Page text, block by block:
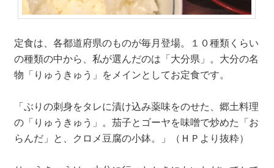
定食は、各都道府県のものが毎月登場。１０種類くらい
の種類の中から、私が選んだのは「大分県」。大分の名
物「りゅうきゅう」をメインとしてお定食です。
「ぶりの刺身をタレに漬け込み薬味をのせた、郷土料理
の「りゅうきゅう」。茄子とゴーヤを味噌で炒めた「お
らんだ」と、クロメ豆腐の小鉢。」（ＨＰより抜粋）